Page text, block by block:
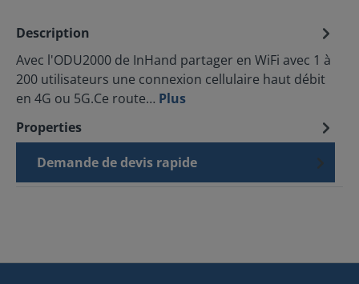
Description
Avec l'ODU2000 de InHand partager en WiFi avec 1 à
200 utilisateurs une connexion cellulaire haut débit
en 4G ou 5G.Ce route… Plus
Properties
Demande de devis rapide